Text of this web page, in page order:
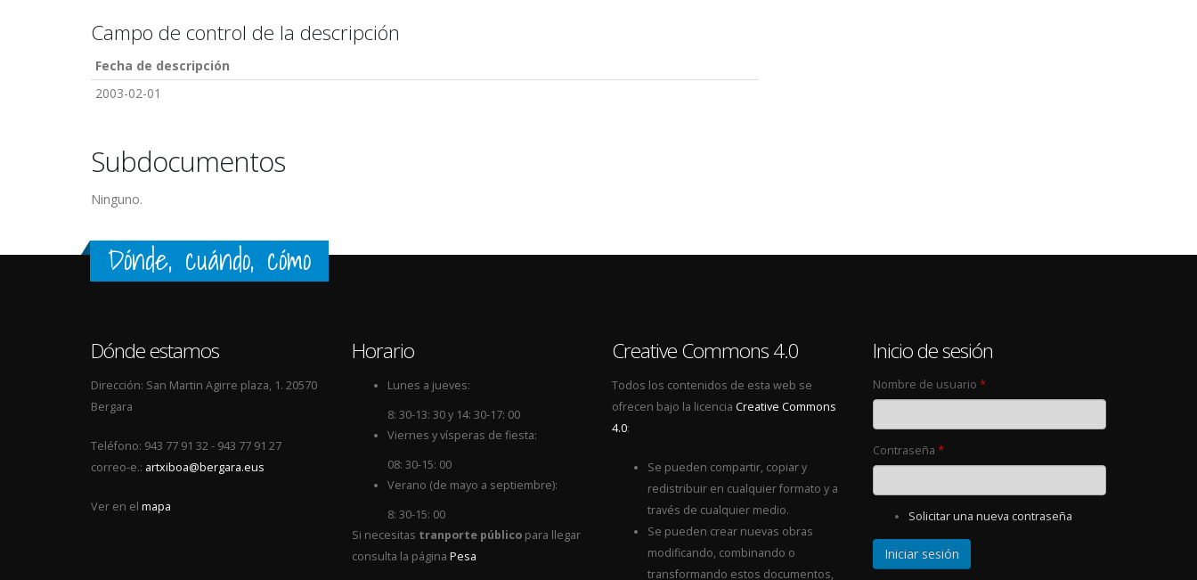
Campo de control de la descripción
Fecha de descripción
2003-02-01
Subdocumentos
Ninguno.
Dónde, cuándo, cómo
Dónde estamos
Dirección: San Martin Agirre plaza, 1. 20570
Bergara
Teléfono: 943 77 91 32 - 943 77 91 27
correo-e.: artxiboa@bergara.eus
Ver en el mapa
Horario
Lunes a jueves:
8: 30-13: 30 y 14: 30-17: 00
Viernes y vísperas de fiesta:
08: 30-15: 00
Verano (de mayo a septiembre):
8: 30-15: 00
Si necesitas tranporte públicopara llegar
consulta la página Pesa
Creative Commons 4.0
Todos los contenidos de esta web se
ofrecen bajo la licencia Creative Commons
4.0:
Se pueden compartir, copiar y
redistribuir en cualquier formato y a
través de cualquier medio.
Se pueden crear nuevas obras
modificando, combinando o
transformando estos documentos,
Inicio de sesión
Nombre de usuario *
Contraseña *
Solicitar una nueva contraseña